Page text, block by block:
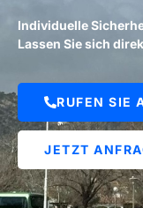
Individuelle
Lassen Sie sich
RUFEN SIE
JETZT